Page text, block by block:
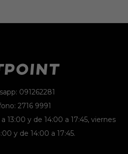
091262281
2716 9991
13:00 y de 14:00 a 17:45, viernes
y de 14:00 a 17:45.